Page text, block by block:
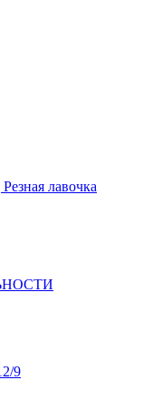
лавочка
9